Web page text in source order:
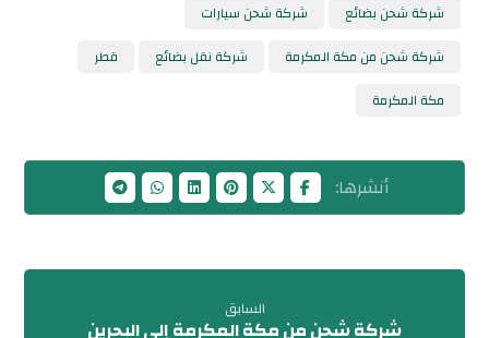
شركة شحن بضائع
شركة شحن سيارات
شركة شحن من مكة المكرمة
شركة نقل بضائع
قطر
مكة المكرمة
السابق
شركة شحن من مكة المكرمة إلى البحرين